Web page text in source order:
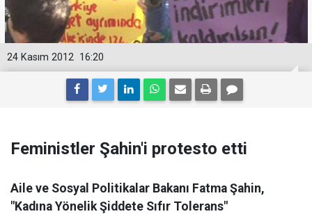
16:20
24 Kasım 2012
Feministler Şahin'i protesto etti
Aile ve Sosyal Politikalar Bakanı Fatma Şahin,
"Kadına Yönelik Şiddete Sıfır Tolerans"